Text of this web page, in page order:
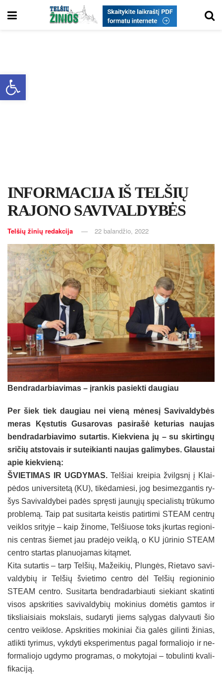
Open toolbar
INFORMACIJA IŠ TELŠIŲ
RAJONO SAVIVALDYBĖS
Telšių žinių redakcija 22 balandžio, 2022
Bend­ra­dar­bia­vi­mas – įran­kis pa­siek­ti dau­giau
Per šiek tiek dau­giau nei vie­ną mė­ne­sį Sa­vi­val­dy­bės
me­ras Kęs­tu­tis Gu­sa­ro­vas pa­si­ra­šė ke­tu­rias nau­jas
bend­ra­dar­bia­vi­mo su­tar­tis. Kiek­vie­na jų – su skir­tin­gų
sri­čių at­sto­vais ir su­tei­kian­ti nau­jas ga­li­my­bes. Glaus­tai
apie kiek­vie­ną:
ŠVIE­TI­MAS IR UG­DY­MAS. Tel­šiai krei­pia žvilgs­nį į Klai­
pė­dos uni­ver­si­te­tą (KU), ti­kė­da­mie­si, jog be­si­mez­gan­tis ry­
šys Sa­vi­val­dy­bei pa­dės spręs­ti jau­nų­jų spe­cia­lis­tų trū­ku­mo
pro­ble­mą. Taip pat su­si­tar­ta keis­tis pa­tir­ti­mi STEAM cent­rų
veik­los sri­ty­je – kaip ži­no­me, Tel­šiuo­se toks įkur­tas re­gio­ni­
nis cent­ras šie­met jau pra­dė­jo veik­lą, o KU jū­ri­nio STEAM
cent­ro star­tas pla­nuo­ja­mas ki­tą­met.
Ki­ta su­tar­tis – tarp Tel­šių, Ma­žei­kių, Plun­gės, Rie­ta­vo sa­vi­
val­dy­bių ir Tel­šių švie­ti­mo cent­ro dėl Tel­šių re­gio­ni­nio
STEAM cent­ro. Su­si­tar­ta bend­ra­dar­biau­ti sie­kiant ska­tin­ti
vi­sos ap­skri­ties sa­vi­val­dy­bių mo­ki­nius do­mė­tis gam­tos ir
tiks­liai­siais moks­lais, su­da­ry­ti jiems są­ly­gas da­ly­vau­ti šio
cent­ro veik­lo­se. Apsk­ri­ties mo­ki­niai čia ga­lės gi­lin­ti ži­nias,
at­lik­ti ty­ri­mus, vyk­dy­ti eks­pe­ri­men­tus pa­gal for­ma­lio­jo ir ne­
for­ma­lio­jo ug­dy­mo pro­gra­mas, o mo­ky­to­jai – to­bu­lin­ti kva­li­
fi­ka­ci­ją.